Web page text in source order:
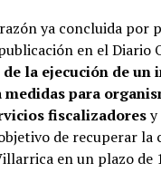
ya concluida por
en el Diario
la ejecución de un
medidas para
fiscalizadoresy
de recuperar la
en un plazo de